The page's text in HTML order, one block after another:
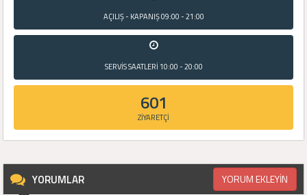
AÇILIŞ - KAPANIŞ09:00 - 21:00
SERVİS SAATLERİ 10:00 - 20:00
601
ZİYARETÇİ
YORUMLAR YORUM EKLEYİN